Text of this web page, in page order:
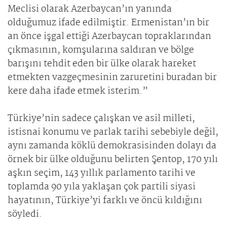
Meclisi olarak Azerbaycan’ın yanında
olduğumuz ifade edilmiştir. Ermenistan’ın bir
an önce işgal ettiği Azerbaycan topraklarından
çıkmasının, komşularına saldıran ve bölge
barışını tehdit eden bir ülke olarak hareket
etmekten vazgeçmesinin zaruretini buradan bir
kere daha ifade etmek isterim.”
Türkiye’nin sadece çalışkan ve asil milleti,
istisnai konumu ve parlak tarihi sebebiyle değil,
aynı zamanda köklü demokrasisinden dolayı da
örnek bir ülke olduğunu belirten Şentop, 170 yılı
aşkın seçim, 143 yıllık parlamento tarihi ve
toplamda 90 yıla yaklaşan çok partili siyasi
hayatının, Türkiye’yi farklı ve öncü kıldığını
söyledi.